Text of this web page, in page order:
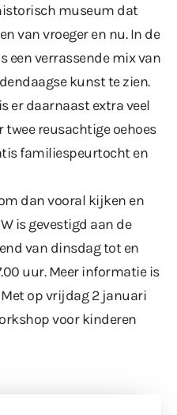
museum dat
van vroeger en nu. In de
een verrassende mix van
kunst te zien.
er daarnaast extra veel
twee reusachtige oehoes
familiespeurtocht en
dan vooral kijken en
is gevestigd aan de
van dinsdag tot en
uur. Meer informatie is
Met op vrijdag 2 januari
voor kinderen